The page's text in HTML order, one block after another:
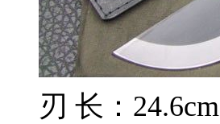
刃 长：24.6cm